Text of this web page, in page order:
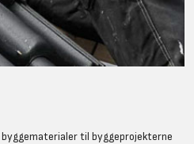
til byggeprojekterne